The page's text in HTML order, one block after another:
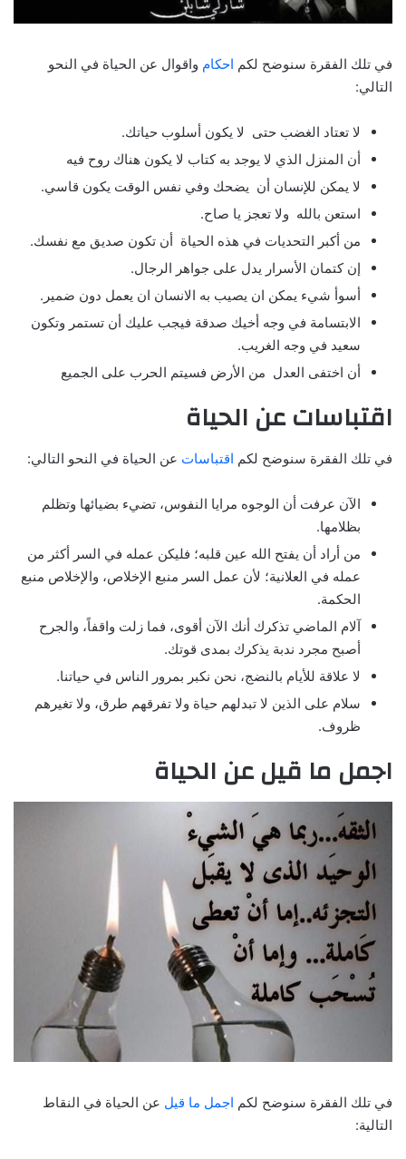
في تلك الفقرة سنوضح لكم احكام واقوال عن الحياة في النحو
التالي:
لا تعتاد الغضب حتى لا يكون أسلوب حياتك.
أن المنزل الذي لا يوجد به كتاب لا يكون هناك روح فيه
لا يمكن للإنسان أن يضحك وفي نفس الوقت يكون قاسي.
استعن بالله ولا تعجز يا صاح.
من أكبر التحديات في هذه الحياة أن تكون صديق مع نفسك.
إن كتمان الأسرار يدل على جواهر الرجال.
أسوأ شيء يمكن ان يصيب به الانسان ان يعمل دون ضمير.
الابتسامة في وجه أخيك صدقة فيجب عليك أن تستمر وتكون
سعيد في وجه الغريب.
أن اختفى العدل من الأرض فسيتم الحرب على الجميع
اقتباسات عن الحياة
في تلك الفقرة سنوضح لكم اقتباسات عن الحياة في النحو التالي:
الآن عرفت أن الوجوه مرايا النفوس، تضيء بضيائها وتظلم
بظلامها.
من أراد أن يفتح الله عين قلبه؛ فليكن عمله في السر أكثر من
عمله في العلانية؛ لأن عمل السر منبع الإخلاص، والإخلاص منبع
الحكمة.
آلام الماضي تذكرك أنك الآن أقوى، فما زلت واقفاً، والجرح
أصبح مجرد ندبة يذكرك بمدى قوتك.
لا علاقة للأيام بالنضج، نحن نكبر بمرور الناس في حياتنا.
سلام على الذين لا تبدلهم حياة ولا تفرقهم طرق، ولا تغيرهم
ظروف.
اجمل ما قيل عن الحياة
في تلك الفقرة سنوضح لكم اجمل ما قيل عن الحياة في النقاط
التالية: